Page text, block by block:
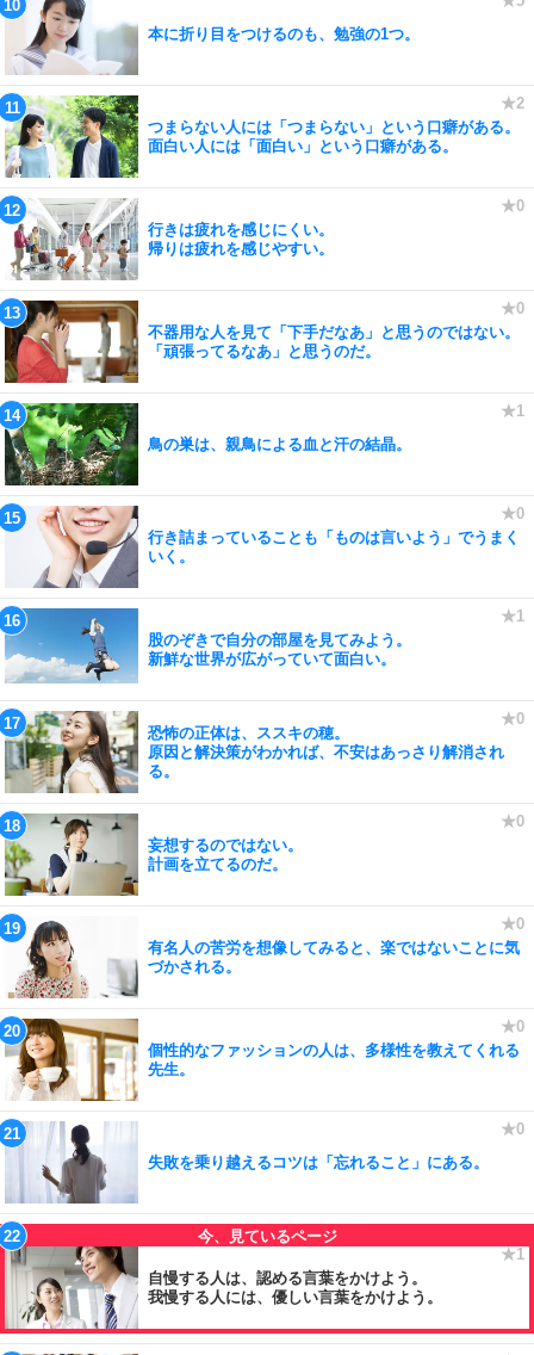
本に折り目をつけるのも、勉強の1つ。
つまらない人には「つまらない」という口癖がある。
面白い人には「面白い」という口癖がある。
行きは疲れを感じにくい。
帰りは疲れを感じやすい。
不器用な人を見て「下手だなあ」と思うのではない。
「頑張ってるなあ」と思うのだ。
鳥の巣は、親鳥による血と汗の結晶。
行き詰まっていることも「ものは言いよう」でうまく
いく。
股のぞきで自分の部屋を見てみよう。
新鮮な世界が広がっていて面白い。
恐怖の正体は、ススキの穂。
原因と解決策がわかれば、不安はあっさり解消され
る。
妄想するのではない。
計画を立てるのだ。
有名人の苦労を想像してみると、楽ではないことに気
づかされる。
個性的なファッションの人は、多様性を教えてくれる
先生。
失敗を乗り越えるコツは「忘れること」にある。
自慢する人は、認める言葉をかけよう。
我慢する人には、優しい言葉をかけよう。